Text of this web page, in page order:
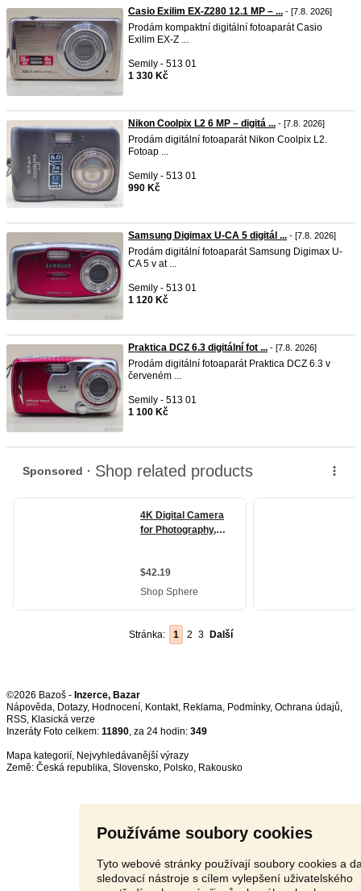
Používáme soubory cookies
Tyto webové stránky používají soubory cookies a
sledovací nástroje s cílem vylepšení uživatelského
Casio Exilim EX-Z280 12.1 MP – ... - [7.8. 2026]
Prodám kompaktní digitální fotoaparát Casio
Exilim EX-Z ...
Semily - 513 01
1 330 Kč
Nikon Coolpix L2 6 MP – digitá ... - [7.8. 2026]
Prodám digitální fotoaparát Nikon Coolpix L2.
Fotoap ...
Semily - 513 01
990 Kč
Samsung Digimax U-CA 5 digitál ... - [7.8. 2026]
Prodám digitální fotoaparát Samsung Digimax U-
CA 5 v at ...
Semily - 513 01
1 120 Kč
Praktica DCZ 6.3 digitální fot ... - [7.8. 2026]
Prodám digitální fotoaparát Praktica DCZ 6.3 v
červeném ...
Semily - 513 01
1 100 Kč
Stránka: 1 2 3 Další
©2026 Bazoš - Inzerce, Bazar
Nápověda, Dotazy, Hodnocení, Kontakt, Reklama, Podmínky, Ochrana údajů,
RSS,
Inzeráty Foto celkem: 11890, za 24 hodin: 349
Mapa kategorií, Nejvyhledávanější výrazy
Země: Česká republika, Slovensko, Polsko, Rakousko